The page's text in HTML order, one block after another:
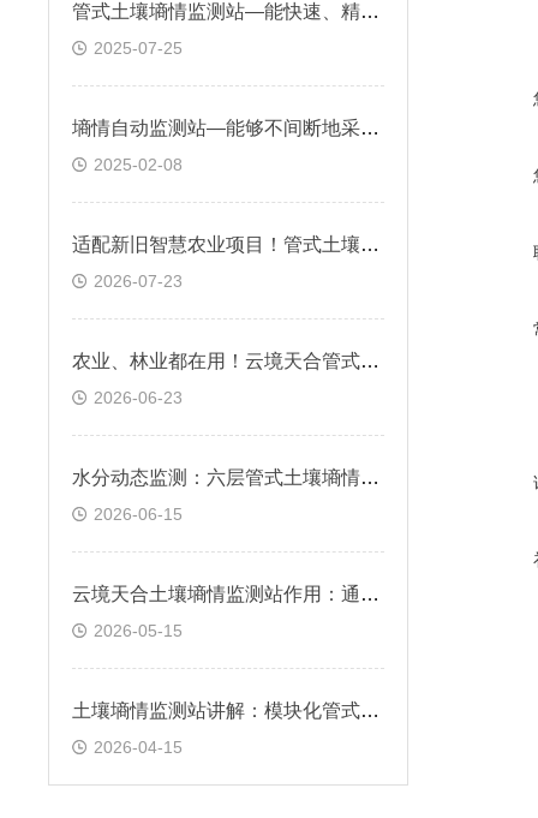
管式土壤墒情监测站—能快速、精准获取数据，并通过无线传输至管理平台
2025-07-25
墒情自动监测站—能够不间断地采集土壤数据，精准掌握土壤的墒情状况
2025-02-08
适配新旧智慧农业项目！管式土壤墒情监测站可对接各类农业监测系统
2026-07-23
农业、林业都在用！云境天合管式土壤墒情监测站为节水灌溉提供硬核土壤数据
2026-06-23
水分动态监测：六层管式土壤墒情监测站可同时获取六个不同深度的土壤数据
2026-06-15
云境天合土壤墒情监测站作用：通过监测土壤墒情动态，优化植被恢复策略
2026-05-15
土壤墒情监测站讲解：模块化管式结构，可同步监测不同深度土层的土壤参数
2026-04-15